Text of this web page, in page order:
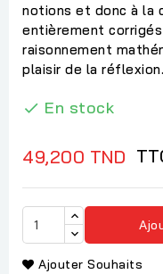
notions et donc à la
entièrement
raisonnement
plaisir de la réflexion.
 En stock
49,200 TND
Ajouter Souhaits